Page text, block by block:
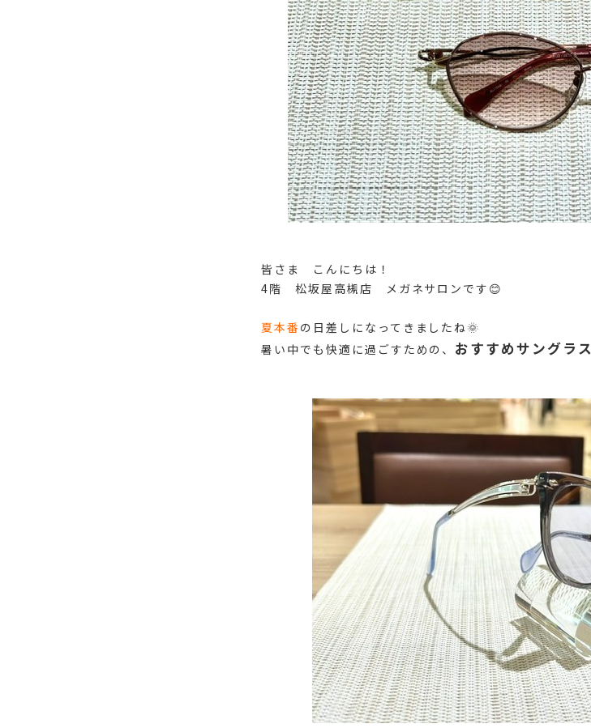
皆さま こんにちは！
4階 松坂屋高槻店 メガネサロンです😊
夏本番 の日差しになってきましたね🌞
暑い中でも快適に過ごすための、 おすすめサングラス